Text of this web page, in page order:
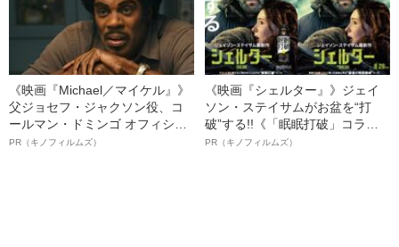
《映画『Michael／マイケル』》
父ジョセフ・ジャクソン役、コ
ールマン・ドミンゴ オフィシャ
ルインタビュー“観客を魅了した
PR（キノフィルムズ）
《映画『シェルター』》ジェイ
ソン・ステイサムがお盆を“打
破”する!!《「眠眠打破」コラ
ボ》
PR（キノフィルムズ）